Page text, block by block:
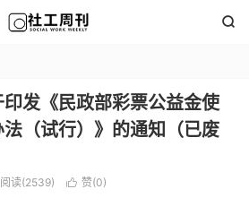

发《民政部彩票公益金使
（试行）》的通知（已废
阅读(2539)  赞(0)